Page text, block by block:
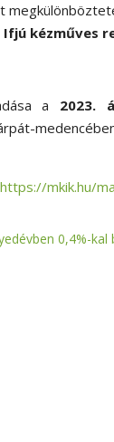
Ifjú kézműves
a 2023.
https://mkik.hu/
0,4%-